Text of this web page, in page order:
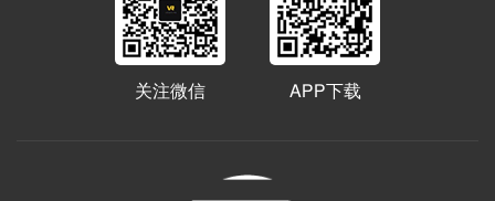
关注微信 APP下载